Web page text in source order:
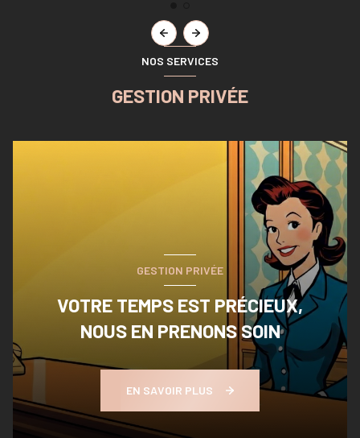
NOS SERVICES
GESTION PRIVÉE
GESTION PRIVÉE
VOTRE TEMPS EST PRÉCIEUX,
NOUS EN PRENONS SOIN
EN SAVOIR PLUS